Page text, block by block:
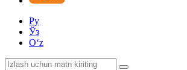
Ру
Ўз
Oʻz